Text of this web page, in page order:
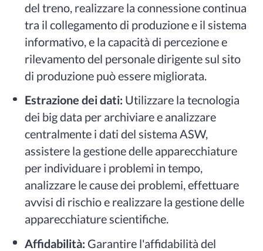
del treno, realizzare la connessione continua
tra il collegamento di produzione e il sistema
informativo, e la capacità di percezione e
rilevamento del personale dirigente sul sito
di produzione può essere migliorata.
Estrazione dei dati: Utilizzare la tecnologia
dei big data per archiviare e analizzare
centralmente i dati del sistema ASW,
assistere la gestione delle apparecchiature
per individuare i problemi in tempo,
analizzare le cause dei problemi, effettuare
avvisi di rischio e realizzare la gestione delle
apparecchiature scientifiche.
Affidabilità: Garantire l'affidabilità del